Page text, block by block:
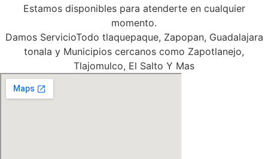
Estamos disponibles para atenderte en cualquier
momento.
Damos ServicioTodo tlaquepaque, Zapopan, Guadalajara
tonala y Municipios cercanos como Zapotlanejo,
Tlajomulco, El Salto Y Mas